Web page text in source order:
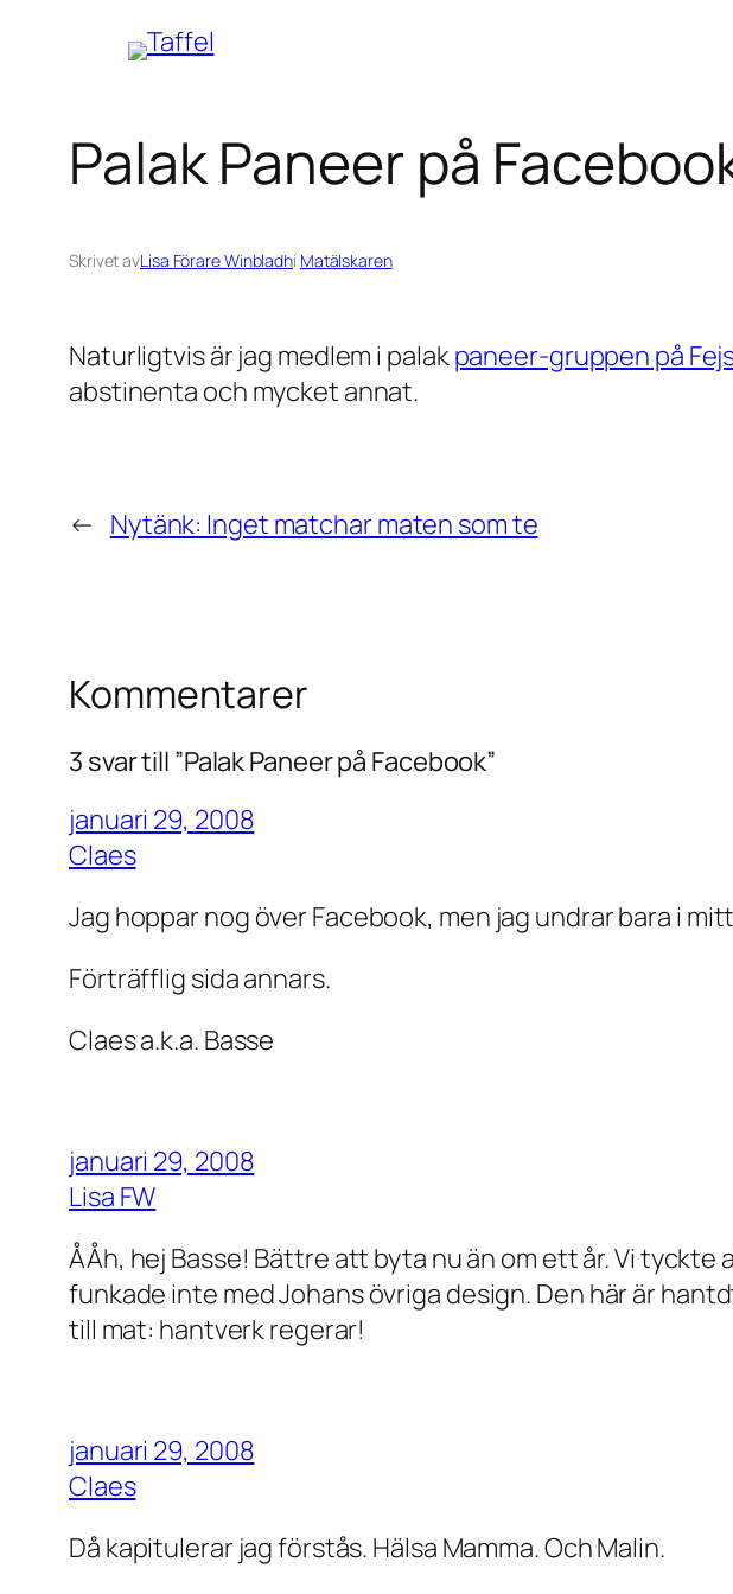
Palak Paneer på
Skrivet avLisa Förare Winbladhi Matälskaren
Naturligtvis är jag medlem i palakpaneer-gruppen på
abstinenta och mycket annat.
← Nytänk: Inget matchar maten som te
Kommentarer
3 svar till ”Palak Paneer på Facebook”
januari 29, 2008
Claes
Jag hoppar nog över Facebook, men jag undrar bara i
Förträfflig sida annars.
Claes a.k.a. Basse
januari 29, 2008
Lisa FW
ÅÅh, hej Basse! Bättre att byta nu än om ett år. Vi
funkade inte med Johans övriga design. Den här är
till mat: hantverk regerar!
januari 29, 2008
Claes
Då kapitulerar jag förstås. Hälsa Mamma. Och Malin.